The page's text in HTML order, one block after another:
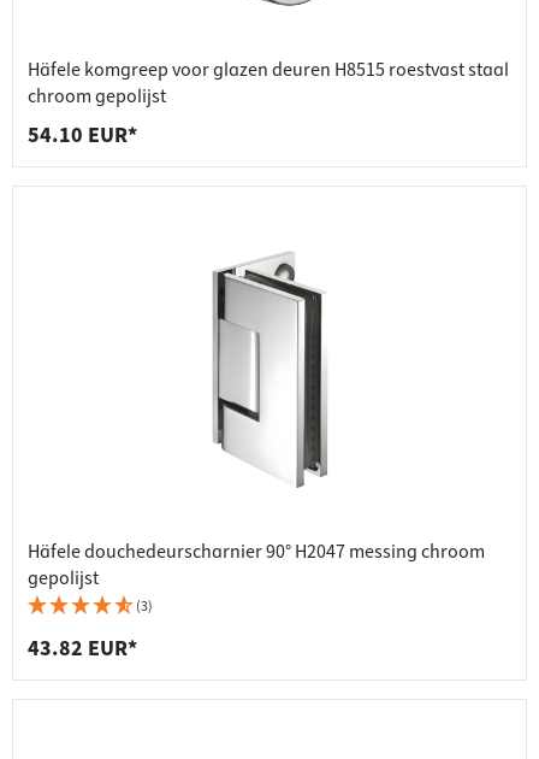
Häfele komgreep voor glazen deuren H8515 roestvast staal
chroom gepolijst
54.10 EUR*
Häfele douchedeurscharnier 90° H2047 messing chroom
gepolijst
(3)
43.82 EUR*